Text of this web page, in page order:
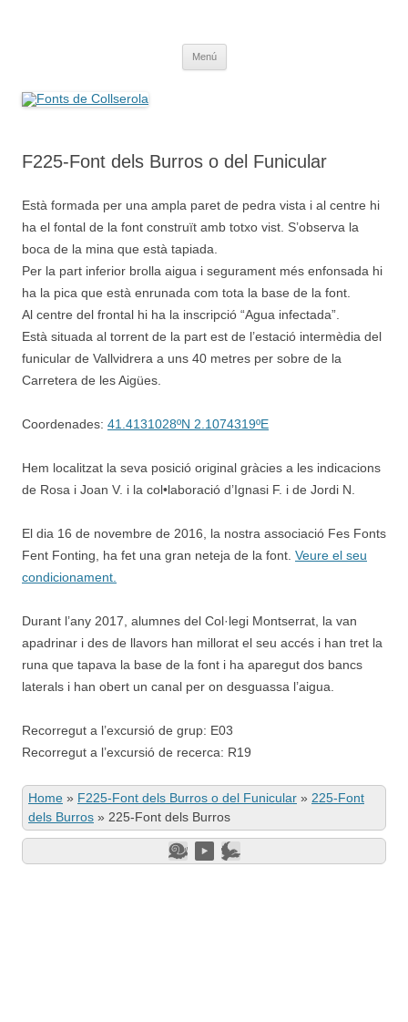
Menú
F225-Font dels Burros o del Funicular
Està formada per una ampla paret de pedra vista i al centre hi
ha el fontal de la font construït amb totxo vist. S’observa la
boca de la mina que està tapiada.
Per la part inferior brolla aigua i segurament més enfonsada hi
ha la pica que està enrunada com tota la base de la font.
Al centre del frontal hi ha la inscripció “Agua infectada”.
Està situada al torrent de la part est de l’estació intermèdia del
funicular de Vallvidrera a uns 40 metres per sobre de la
Carretera de les Aigües.
Coordenades: 41.4131028ºN 2.1074319ºE
Hem localitzat la seva posició original gràcies a les indicacions
de Rosa i Joan V. i la col•laboració d’Ignasi F. i de Jordi N.
El dia 16 de novembre de 2016, la nostra associació Fes Fonts
Fent Fonting, ha fet una gran neteja de la font. Veure el seu
condicionament.
Durant l’any 2017, alumnes del Col·legi Montserrat, la van
apadrinar i des de llavors han millorat el seu accés i han tret la
runa que tapava la base de la font i ha aparegut dos bancs
laterals i han obert un canal per on desguassa l’aigua.
Recorregut a l’excursió de grup: E03
Recorregut a l’excursió de recerca: R19
Home » F225-Font dels Burros o del Funicular » 225-Font
dels Burros » 225-Font dels Burros